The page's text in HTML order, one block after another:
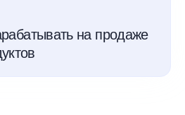
на продаже